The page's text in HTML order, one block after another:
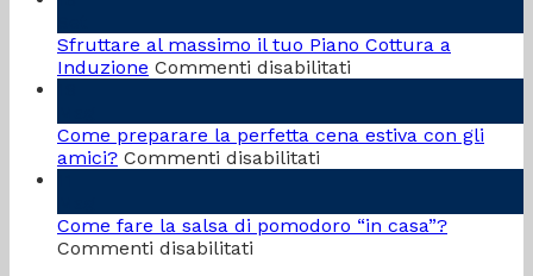
estivi
davvero
italy
Sfruttare al massimo il tuo Piano Cottura a
Induzione Commenti disabilitati
massimo
Cottura
Come preparare la perfetta cena estiva con gli
amici? Commenti disabilitati
la
Come fare la salsa di pomodoro “in casa”?
Commenti disabilitati